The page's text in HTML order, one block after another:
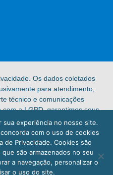
Os dados coletados
para atendimento,
técnico e comunicações
a LGPD, garantimos seus
exclusão de dados pessoais.
completa para mais
os direitos reservados.
sua experiência no nosso site.
com o uso de cookies
de Privacidade. Cookies são
são armazenados no seu
a navegação, personalizar o
o uso do site.